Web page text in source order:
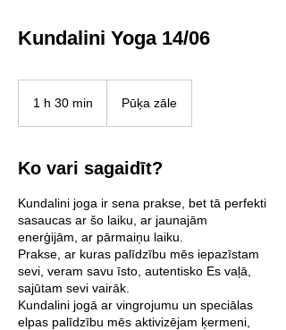
Kundalini Yoga 14/06
1 h 30 min
i
Pūķa zāle
Ko vari sagaidīt?
Kundalini joga ir sena prakse, bet tā perfekti
sasaucas ar šo laiku, ar jaunajām
enerģijām, ar pārmaiņu laiku.
Prakse, ar kuras palīdzību mēs iepazīstam
sevi, veram savu īsto, autentisko Es vaļā,
sajūtam sevi vairāk.
Kundalini jogā ar vingrojumu un speciālas
elpas palīdzību mēs aktivizējam ķermeni,